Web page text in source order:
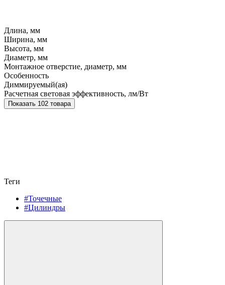
Длина, мм
Ширина, мм
Высота, мм
Диаметр, мм
Монтажное отверстие, диаметр, мм
Особенность
Диммируемый(ая)
Расчетная световая эффективность, лм/Вт
Показать 102 товара
Теги
#Точечные
#Цилиндры